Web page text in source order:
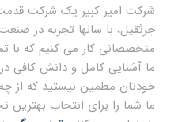
شرکت امیر کبیر یک شرکت قدمت
جرثقیل، با سالها تجربه در
متخصصانی کار می کنیم که با
ما آشنایی کامل و دانش کافی
خودتان مطمین نیستید که از چه
ما شما را برای انتخاب بهترین